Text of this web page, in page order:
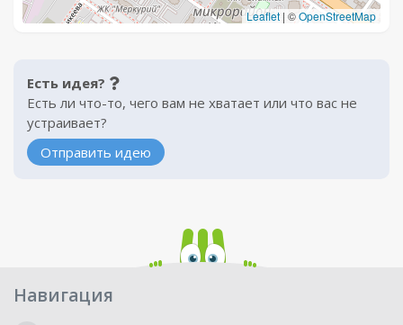
Leaflet | ©OpenStreetMap
Есть идея?
Есть ли что-то, чего вам не хватает или что вас не
устраивает?
Отправить идею
Навигация